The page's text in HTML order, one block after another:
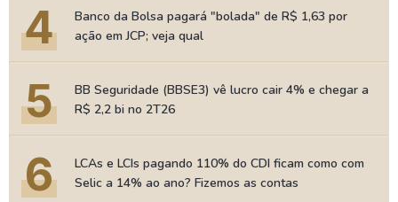
4
Banco da Bolsa pagará "bolada" de R$ 1,63 por
ação em JCP; veja qual
5
BB Seguridade (BBSE3) vê lucro cair 4% e chegar a
R$ 2,2 bi no 2T26
6
LCAs e LCIs pagando 110% do CDI ficam como com
Selic a 14% ao ano? Fizemos as contas